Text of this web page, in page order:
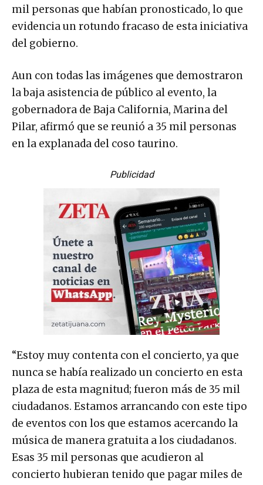
mil personas que habían pronosticado, lo que
evidencia un rotundo fracaso de esta iniciativa
del gobierno.
Aun con todas las imágenes que demostraron
la baja asistencia de público al evento, la
gobernadora de Baja California, Marina del
Pilar, afirmó que se reunió a 35 mil personas
en la explanada del coso taurino.
Publicidad
“Estoy muy contenta con el concierto, ya que
nunca se había realizado un concierto en esta
plaza de esta magnitud; fueron más de 35 mil
ciudadanos. Estamos arrancando con este tipo
de eventos con los que estamos acercando la
música de manera gratuita a los ciudadanos.
Esas 35 mil personas que acudieron al
concierto hubieran tenido que pagar miles de